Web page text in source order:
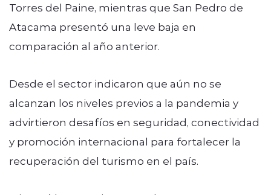
Torres del Paine, mientras que San Pedro de
Atacama presentó una leve baja en
comparación al año anterior.
Desde el sector indicaron que aún no se
alcanzan los niveles previos a la pandemia y
advirtieron desafíos en seguridad, conectividad
y promoción internacional para fortalecer la
recuperación del turismo en el país.